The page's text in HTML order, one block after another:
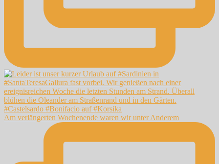
Am verlängerten Wochenende waren wir unter Anderem